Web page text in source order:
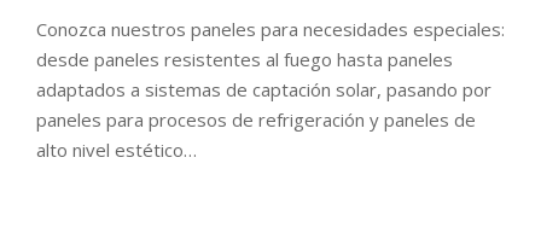
Conozca nuestros paneles para necesidades especiales:
desde paneles resistentes al fuego hasta paneles
adaptados a sistemas de captación solar, pasando por
paneles para procesos de refrigeración y paneles de
alto nivel estético…